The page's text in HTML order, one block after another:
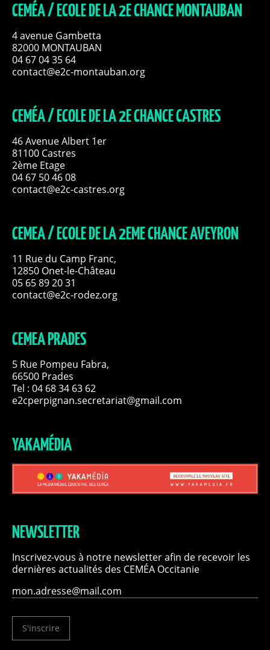
CEMÉA / ECOLE DE LA 2E CHANCE MONTAUBAN
4 avenue Gambetta
82000 MONTAUBAN
04 67 04 35 64
contact@e2c-montauban.org
CEMÉA / ECOLE DE LA 2E CHANCE CASTRES
46 Avenue Albert 1er
81100 Castres
2ème Etage
04 67 50 46 08
contact@e2c-castres.org
CEMEA / ECOLE DE LA 2EME CHANCE AVEYRON
11 Rue du Camp Franc,
12850 Onet-le-Château
05 65 89 20 31
contact@e2c-rodez.org
CEMEA PRADES
5 Rue Pompeu Fabra,
66500 Prades
Tel : 04 68 34 63 62
e2cperpignan.secretariat@gmail.com
YAKAMÉDIA
NEWSLETTER
Inscrivez-vous à notre newsletter afin de recevoir les
dernières actualités des CEMÉA Occitanie
S'inscrire